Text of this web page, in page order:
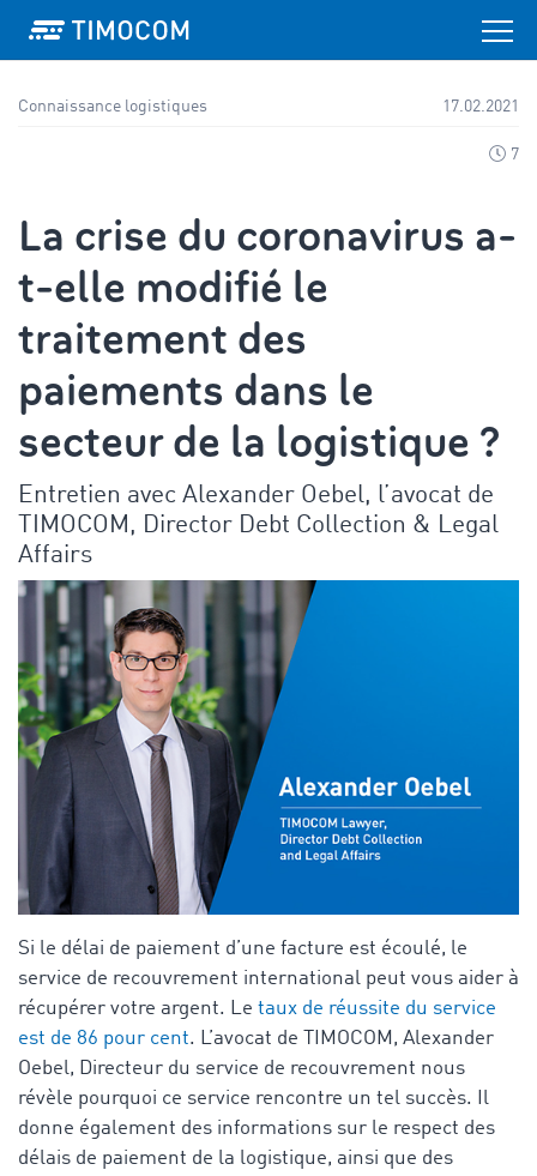
Connaissance logistiques 17.02.2021
7
La crise du coronavirus a-
t-elle modifié le
traitement des
paiements dans le
secteur de la logistique ?
Entretien avec Alexander Oebel, l’avocat de
TIMOCOM, Director Debt Collection & Legal
Affairs
Si le délai de paiement d’une facture est écoulé, le
service de recouvrement international peut vous aider à
récupérer votre argent. Le taux de réussite du service
est de 86 pour cent. L’avocat de TIMOCOM, Alexander
Oebel, Directeur du service de recouvrement nous
révèle pourquoi ce service rencontre un tel succès. Il
donne également des informations sur le respect des
délais de paiement de la logistique, ainsi que des